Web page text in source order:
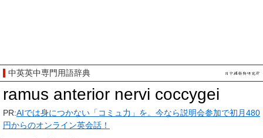
中英英中専門用語辞典
ramus anterior nervi coccygei
PR:AIでは身につかない「コミュ力」を。今なら説明会参加で初月480
円からのオンライン英会話！